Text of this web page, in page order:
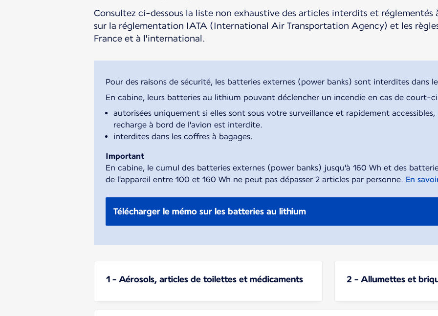
Consultez ci-dessous la liste non exhaustive des articles interdits et réglementés
sur la réglementation IATA (International Air Transportation Agency) et les
France et à l'international.
Pour des raisons de sécurité, les batteries externes (power banks) sont interdites dans
En cabine, leurs batteries au lithium pouvant déclencher un incendie en cas de court-
autorisées uniquement si elles sont sous votre surveillance et rapidement
recharge à bord de l'avion est interdite.
interdites dans les coffres à bagages.
Important
En cabine, le cumul des batteries externes (power banks) jusqu'à 160 Wh et des
de l'appareil entre 100 et 160 Wh ne peut pas dépasser 2 articles par personne. En
Télécharger le mémo sur les batteries au lithium
1 - Aérosols, articles de toilettes et médicaments 2 - Allumettes et